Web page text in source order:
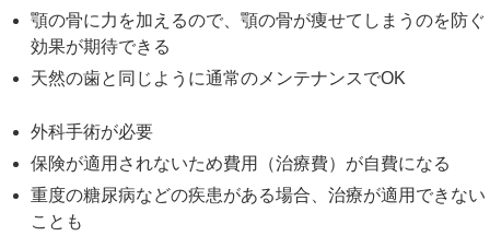
顎の骨に力を加えるので、顎の骨が痩せてしまうのを防ぐ
効果が期待できる
天然の歯と同じように通常のメンテナンスでOK
外科手術が必要
保険が適用されないため費用（治療費）が自費になる
重度の糖尿病などの疾患がある場合、治療が適用できない
ことも